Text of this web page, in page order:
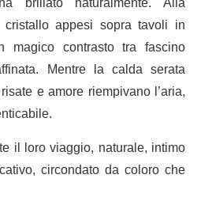
brillato naturalmente. Alla
cristallo appesi sopra tavoli in
magico contrasto tra fascino
Mentre la calda serata
e amore riempivano l’aria,
il loro viaggio, naturale, intimo
circondato da coloro che